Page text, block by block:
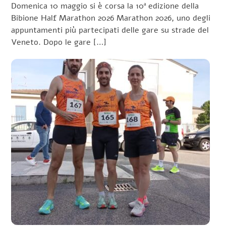
Domenica 10 maggio si è corsa la 10ª edizione della
Bibione Half Marathon 2026 Marathon 2026, uno degli
appuntamenti più partecipati delle gare su strade del
Veneto. Dopo le gare […]